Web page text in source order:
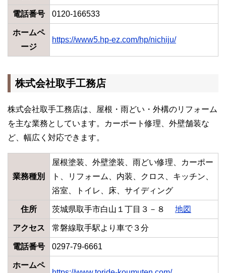
電話番号 0120-166533
ホームペ
ージ
https://www5.hp-ez.com/hp/nichiju/
株式会社取手工務店
株式会社取手工務店は、屋根・雨どい・外構のリフォーム
を主な業務としています。カーポート修理、外壁舗装な
ど、幅広く対応できます。
業務種別
屋根塗装、外壁塗装、雨どい修理、カーポー
ト、リフォーム、内装、クロス、キッチン、
浴室、トイレ、床、サイディング
住所 茨城県取手市白山１丁目３－８ 地図
アクセス 常磐線取手駅より車で３分
電話番号 0297-79-6661
ホームペ